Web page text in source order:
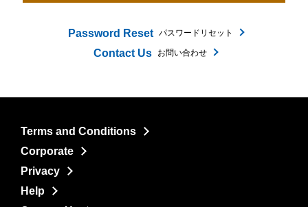
Password Reset パスワードリセット
Contact Us お問い合わせ
Terms and Conditions
Corporate
Privacy
Help